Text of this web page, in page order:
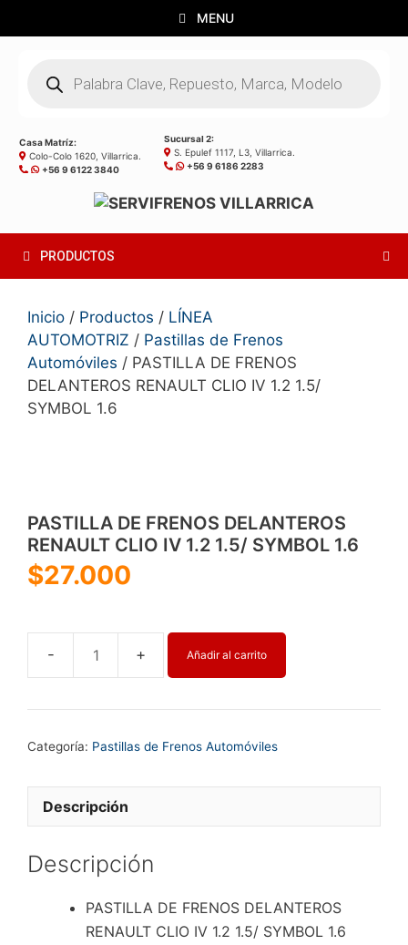
al
MENU
productos
Casa Matríz:
Colo-Colo 1620, Villarrica.
+56 9 6122 3840
Sucursal 2:
S. Epulef 1117, L3, Villarrica.
+56 9 6186 2283
PRODUCTOS
Inicio / Productos / LÍNEA
AUTOMOTRIZ / Pastillas de Frenos
Automóviles / PASTILLA DE FRENOS
DELANTEROS RENAULT CLIO IV 1.2 1.5/
SYMBOL 1.6
PASTILLA DE FRENOS DELANTEROS
RENAULT CLIO IV 1.2 1.5/ SYMBOL 1.6
$27.000
PASTILLA
FRENOS
RENAULT
1.2
cantidad
Añadir al carrito
Categoría: Pastillas de Frenos Automóviles
Descripción
Descripción
PASTILLA DE FRENOS DELANTEROS
RENAULT CLIO IV 1.2 1.5/ SYMBOL 1.6